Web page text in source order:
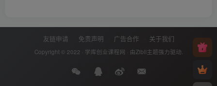
友链申请 免责声明 广告合作 关于我们
Copyright © 2022 · 学库创业课程网 · 由Zibll主题强力驱动.